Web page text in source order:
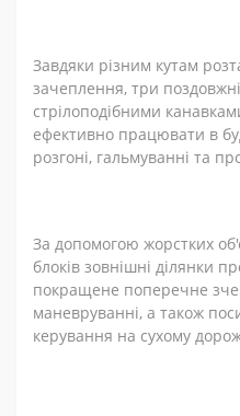
Завдяки різним кутам
зачеплення, три
стрілоподібними
ефективно працювати в
розгоні, гальмуванні та
За допомогою жорстких
блоків зовнішні ділянки
покращене поперечне
маневруванні, а також
керування на сухому